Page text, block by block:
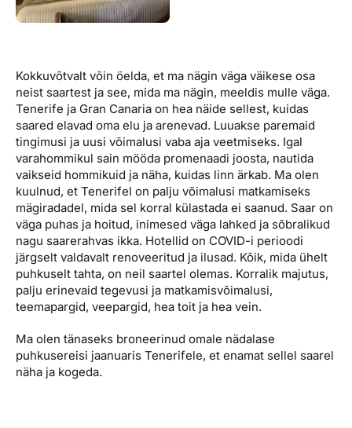
Kokkuvõtvalt võin öelda, et ma nägin väga väikese osa
neist saartest ja see, mida ma nägin, meeldis mulle väga.
Tenerife ja Gran Canaria on hea näide sellest, kuidas
saared elavad oma elu ja arenevad. Luuakse paremaid
tingimusi ja uusi võimalusi vaba aja veetmiseks. Igal
varahommikul sain mööda promenaadi joosta, nautida
vaikseid hommikuid ja näha, kuidas linn ärkab. Ma olen
kuulnud, et Tenerifel on palju võimalusi matkamiseks
mägiradadel, mida sel korral külastada ei saanud. Saar on
väga puhas ja hoitud, inimesed väga lahked ja sõbralikud
nagu saarerahvas ikka. Hotellid on COVID-i perioodi
järgselt valdavalt renoveeritud ja ilusad. Kõik, mida ühelt
puhkuselt tahta, on neil saartel olemas. Korralik majutus,
palju erinevaid tegevusi ja matkamisvõimalusi,
teemapargid, veepargid, hea toit ja hea vein.
Ma olen tänaseks broneerinud omale nädalase
puhkusereisi jaanuaris Tenerifele, et enamat sellel saarel
näha ja kogeda.